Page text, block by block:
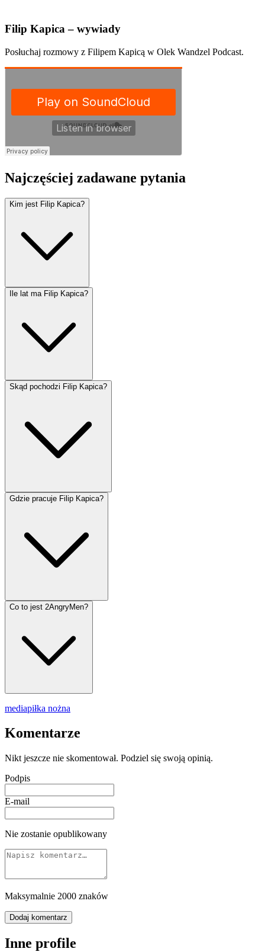
Filip Kapica – wywiady
Posłuchaj rozmowy z Filipem Kapicą w Olek Wandzel Podcast.
Najczęściej zadawane pytania
Kim jest Filip Kapica?
Ile lat ma Filip Kapica?
Skąd pochodzi Filip Kapica?
Gdzie pracuje Filip Kapica?
Co to jest 2AngryMen?
mediapiłka nożna
Komentarze
Nikt jeszcze nie skomentował. Podziel się swoją opinią.
Podpis
E-mail
Nie zostanie opublikowany
Maksymalnie 2000 znaków
Dodaj komentarz
Inne profile